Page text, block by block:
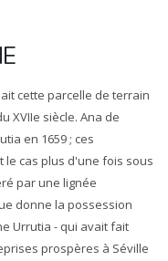
cette parcelle de terrain
XVIIe siècle. Ana de
en 1659 ; ces
le cas plus d'une fois sous
par une lignée
donne la possession
Urrutia - qui avait fait
prospères à Séville